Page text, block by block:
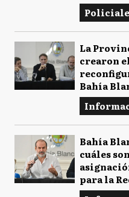
La
crearon
Bahía
Bahía
cuáles
para la